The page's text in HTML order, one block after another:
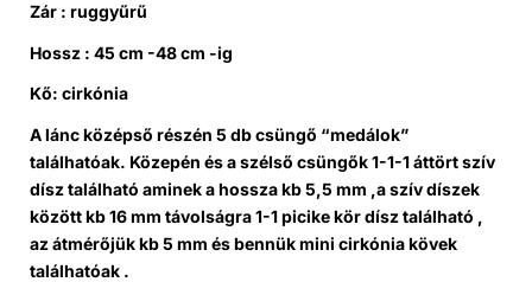
Zár : ruggyűrű
Hossz : 45 cm -48 cm -ig
Kő: cirkónia
A lánc középső részén 5 db csüngő “medálok”
találhatóak. Közepén és a szélső csüngők 1-1-1 áttört szív
dísz található aminek a hossza kb 5,5 mm ,a szív díszek
között kb 16 mm távolságra 1-1 picike kör dísz található ,
az átmérőjük kb 5 mm és bennük mini cirkónia kövek
találhatóak .